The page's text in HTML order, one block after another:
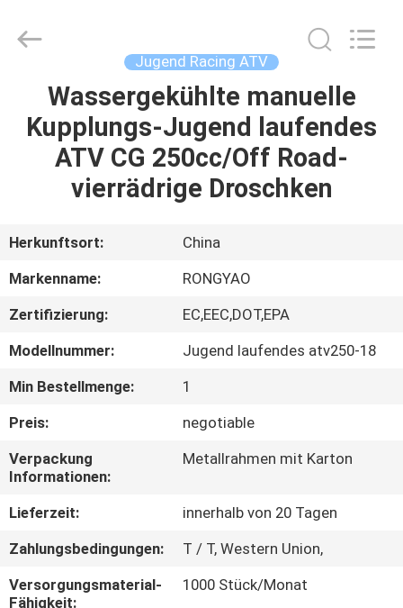
HAUS
PRODUKTE
UNS
AUSFLUG
QUALITÄTSKONTROLLE
TRETEN
SIE
MIT
UNS
VERBINDUNG
Co.,Ltd.
Jugend Racing ATV
Wassergekühlte manuelle
Kupplungs-Jugend laufendes
ATV CG 250cc/Off Road-
vierrädrige Droschken
Herkunftsort:
China
Markenname:
RONGYAO
Zertifizierung:
EC,EEC,DOT,EPA
Modellnummer:
Jugend laufendes atv250-18
Min Bestellmenge:
1
Preis:
negotiable
Verpackung
Informationen:
Metallrahmen mit Karton
Lieferzeit:
innerhalb von 20 Tagen
Zahlungsbedingungen:
T / T, Western Union,
Versorgungsmaterial-
Fähigkeit:
1000 Stück/Monat